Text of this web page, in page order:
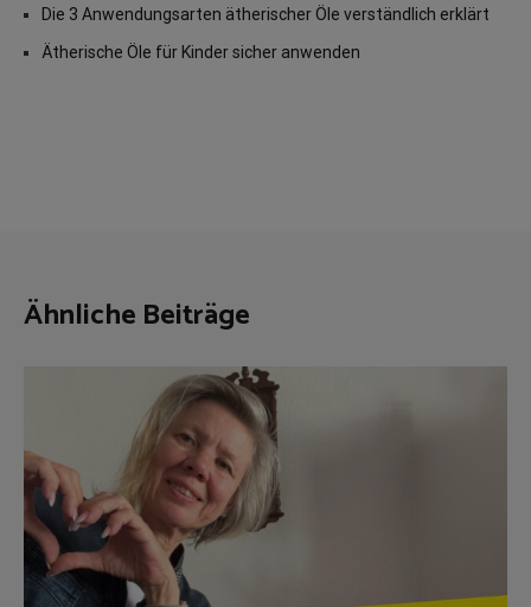
Die 3 Anwendungsarten ätherischer Öle verständlich erklärt
Ätherische Öle für Kinder sicher anwenden
Ähnliche Beiträge